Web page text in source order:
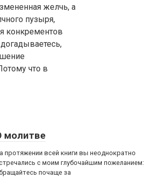
желчь, а
пузыря,
конкрементов
что в
молитве
протяжении всей книги вы неоднократно
с моим глубочайшим пожеланием:
почаще за